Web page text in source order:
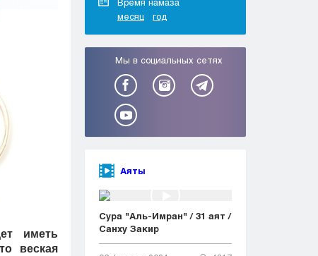
Усть-Каменогорск
Шымкент
иметь
веская
месяц
год
Мы в социальных сетях
Аяты
Сура "Аль-Имран" / 31 аят /
Санху Закир